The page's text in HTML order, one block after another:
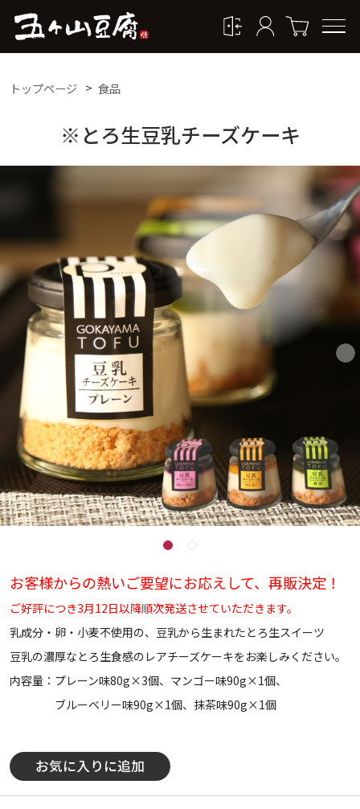
トップページ 食品
※とろ生豆乳チーズケーキ
お客様からの熱いご要望にお応えして、再販決定！
ご好評につき3月12日以降順次発送させていただきます。
乳成分・卵・小麦不使用の、豆乳から生まれたとろ生スイーツ
豆乳の濃厚なとろ生食感のレアチーズケーキをお楽しみください。
内容量：プレーン味80g×3個、マンゴー味90g×1個、
ブルーベリー味90g×1個、抹茶味90g×1個
お気に入りに追加